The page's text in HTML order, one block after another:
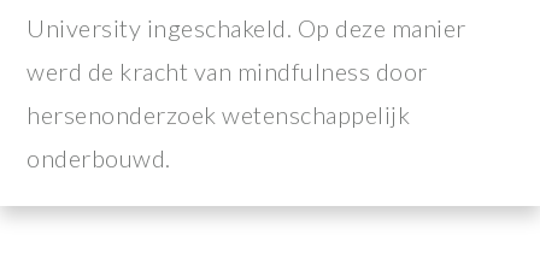
University ingeschakeld. Op deze manier
werd de kracht van mindfulness door
hersenonderzoek wetenschappelijk
onderbouwd.